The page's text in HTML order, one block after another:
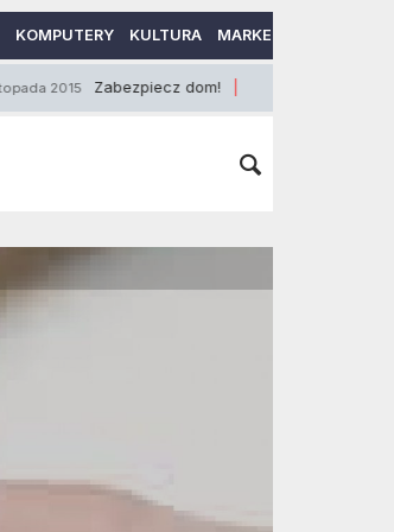
KOMPUTERY KULTURA MARKETING
Zabezpiecz dom! 17 Października 2016